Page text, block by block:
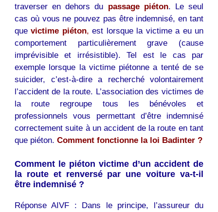
traverser en dehors du passage piéton. Le seul
cas où vous ne pouvez pas être indemnisé, en tant
quevictime piéton, est lorsque la victime a eu un
comportement particulièrement grave (cause
imprévisible et irrésistible). Tel est le cas par
exemple lorsque la victime piétonne a tenté de se
suicider, c’est-à-dire a recherché volontairement
l’accident de la route. L’association des victimes de
la route regroupe tous les bénévoles et
professionnels vous permettant d’être indemnisé
correctement suite à un accident de la route en tant
que piéton. Comment fonctionne la loi Badinter ?
Comment le piéton victime d’un accident de
la route et renversé par une voiture va-t-il
être indemnisé ?
Réponse AIVF : Dans le principe, l’assureur du